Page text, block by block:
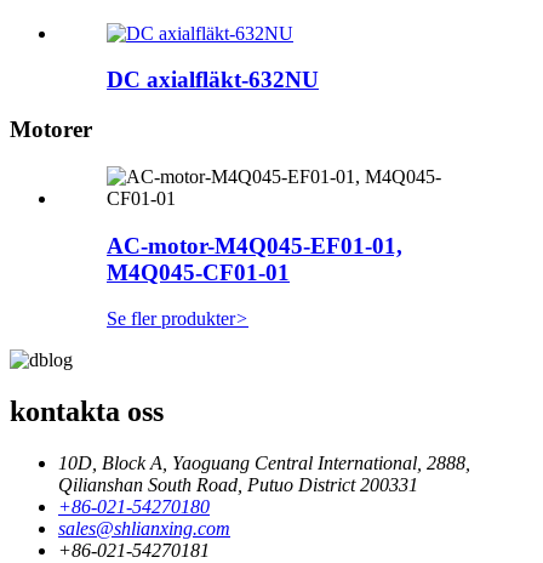
DC axialfläkt-632NU
Motorer
AC-motor-M4Q045-EF01-01,
M4Q045-CF01-01
Se fler produkter>
kontakta oss
10D, Block A, Yaoguang Central International, 2888,
Qilianshan South Road, Putuo District 200331
+86-021-54270180
sales@shlianxing.com
+86-021-54270181